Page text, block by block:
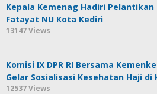
Kepala Kemenag Hadiri Pelantikan
Fatayat NU Kota Kediri
13147 Views
Komisi IX DPR RI Bersama
Gelar Sosialisasi Kesehatan Haji di
12537 Views